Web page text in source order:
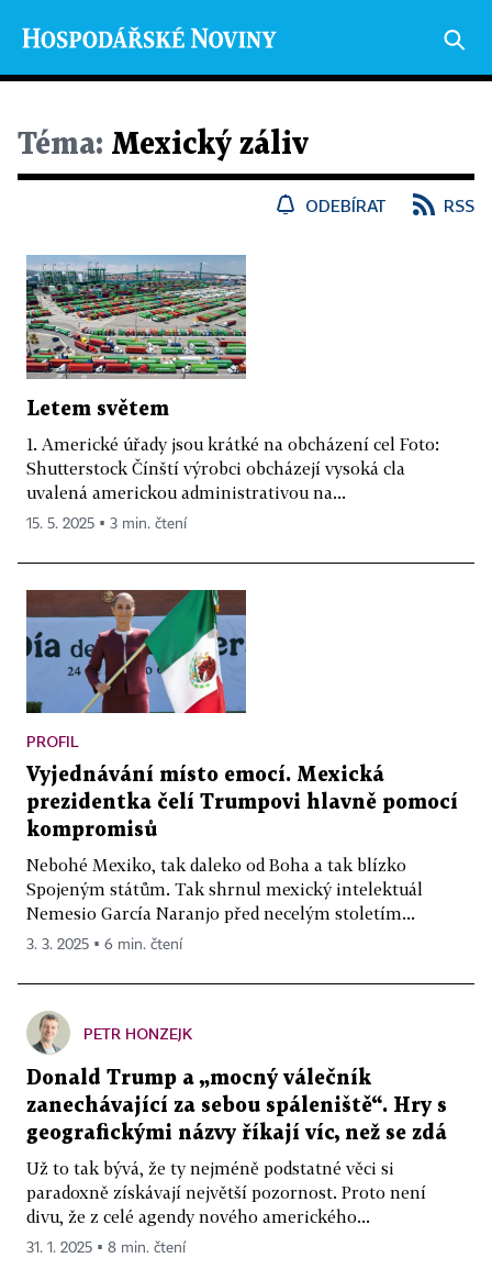
Téma: Mexický záliv
ODEBÍRAT RSS
Letem světem
1. Americké úřady jsou krátké na obcházení cel Foto:
Shutterstock Čínští výrobci obcházejí vysoká cla
uvalená americkou administrativou na...
15. 5. 2025 ▪ 3 min. čtení
PROFIL
Vyjednávání místo emocí. Mexická
prezidentka čelí Trumpovi hlavně pomocí
kompromisů
Nebohé Mexiko, tak daleko od Boha a tak blízko
Spojeným státům. Tak shrnul mexický intelektuál
Nemesio García Naranjo před necelým stoletím...
3. 3. 2025 ▪ 6 min. čtení
PETR HONZEJK
Donald Trump a „mocný válečník
zanechávající za sebou spáleniště“. Hry s
geografickými názvy říkají víc, než se zdá
Už to tak bývá, že ty nejméně podstatné věci si
paradoxně získávají největší pozornost. Proto není
divu, že z celé agendy nového amerického...
31. 1. 2025 ▪ 8 min. čtení